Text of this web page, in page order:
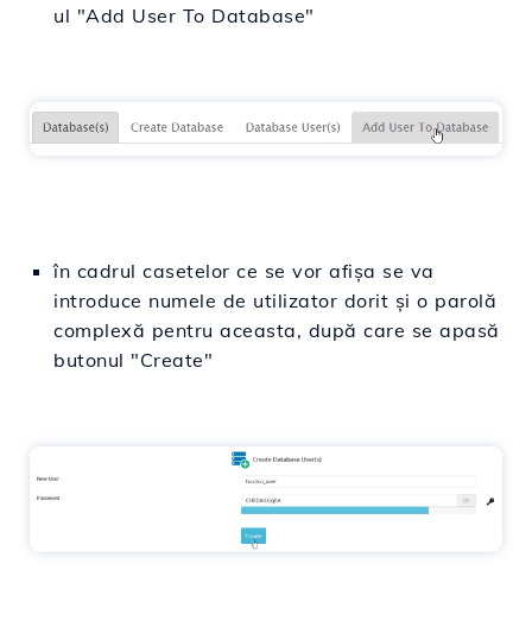
ul "Add User To Database"
în cadrul casetelor ce se vor afișa se va
introduce numele de utilizator dorit și o parolă
complexă pentru aceasta, după care se apasă
butonul "Create"